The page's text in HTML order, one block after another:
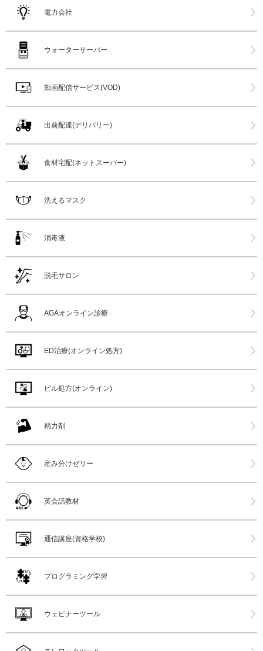
電力会社
ウォーターサーバー
動画配信サービス(VOD)
出前配達(デリバリー)
食材宅配(ネットスーパー)
洗えるマスク
消毒液
脱毛サロン
AGAオンライン診療
ED治療(オンライン処方)
ピル処方(オンライン)
精力剤
産み分けゼリー
英会話教材
通信講座(資格学校)
プログラミング学習
ウェビナーツール